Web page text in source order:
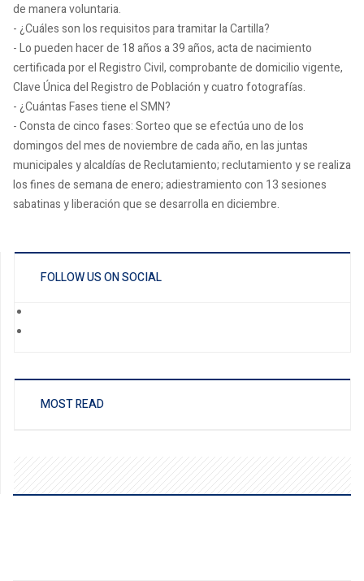
de manera voluntaria.
- ¿Cuáles son los requisitos para tramitar la Cartilla?
- Lo pueden hacer de 18 años a 39 años, acta de nacimiento
certificada por el Registro Civil, comprobante de domicilio vigente,
Clave Única del Registro de Población y cuatro fotografías.
- ¿Cuántas Fases tiene el SMN?
- Consta de cinco fases: Sorteo que se efectúa uno de los
domingos del mes de noviembre de cada año, en las juntas
municipales y alcaldías de Reclutamiento; reclutamiento y se realiza
los fines de semana de enero; adiestramiento con 13 sesiones
sabatinas y liberación que se desarrolla en diciembre.
FOLLOW US ON SOCIAL
MOST READ